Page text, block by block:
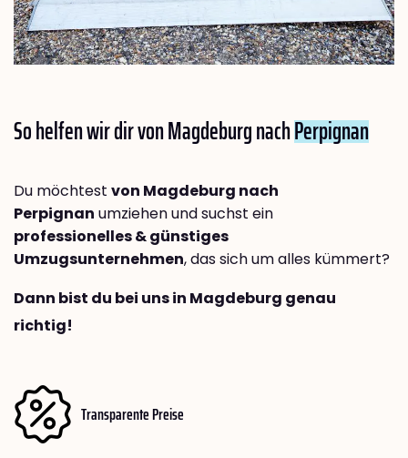
So helfen wir dir von Magdeburg nachPerpignan
Du möchtest von Magdeburg nach
Perpignan umziehen und suchst ein
professionelles & günstiges
Umzugsunternehmen, das sich um alles kümmert?
Dann bist du bei uns in Magdeburg genau
richtig!
Transparente Preise